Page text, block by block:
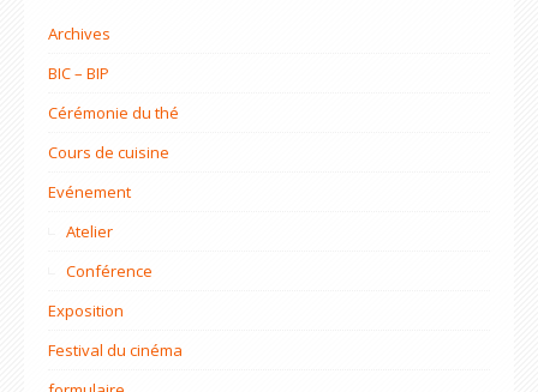
Archives
BIC – BIP
Cérémonie du thé
Cours de cuisine
Evénement
Atelier
Conférence
Exposition
Festival du cinéma